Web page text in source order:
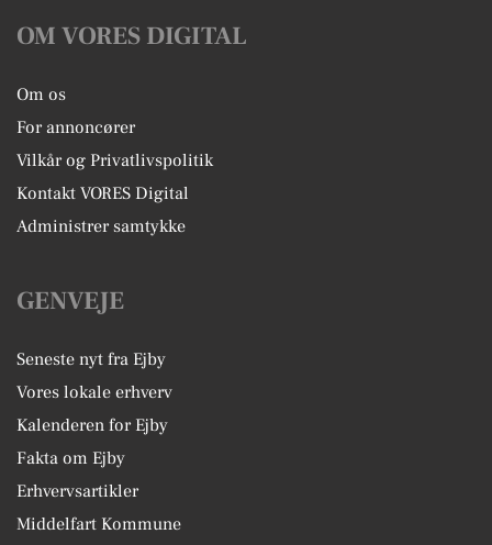
OM VORES DIGITAL
Om os
For annoncører
Vilkår og Privatlivspolitik
Kontakt VORES Digital
Administrer samtykke
GENVEJE
Seneste nyt fra Ejby
Vores lokale erhverv
Kalenderen for Ejby
Fakta om Ejby
Erhvervsartikler
Middelfart Kommune